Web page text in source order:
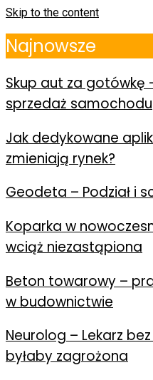
Skip to the content
Najnowsze
Skup aut za gotówkę
sprzedaż samochodu
Jak dedykowane
zmieniają rynek?
Geodeta – Podział i
Koparka w
wciąż niezastąpiona
Beton towarowy –
w budownictwie
Neurolog – Lekarz
byłaby zagrożona